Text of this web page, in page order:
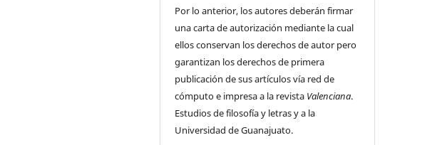
Por lo anterior, los autores deberán firmar
una carta de autorización mediante la cual
ellos conservan los derechos de autor pero
garantizan los derechos de primera
publicación de sus artículos vía red de
cómputo e impresa a la revista Valenciana.
Estudios de filosofía y letras y a la
Universidad de Guanajuato.